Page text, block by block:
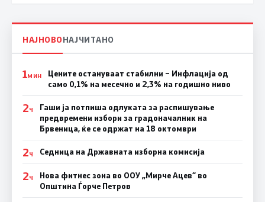
НАЈНОВОНАЈЧИТАНО
1МИН
Цените остануваат стабилни – Инфлација од
само 0,1% на месечно и 2,3% на годишно ниво
2Ч
Гаши ја потпиша одлуката за распишување
предвремени избори за градоначалник на
Брвеница, ќе се одржат на 18 октомври
2Ч Седница на Државната изборна комисија
2Ч
Нова фитнес зона во ООУ „Мирче Ацев“ во
Општина Ѓорче Петров